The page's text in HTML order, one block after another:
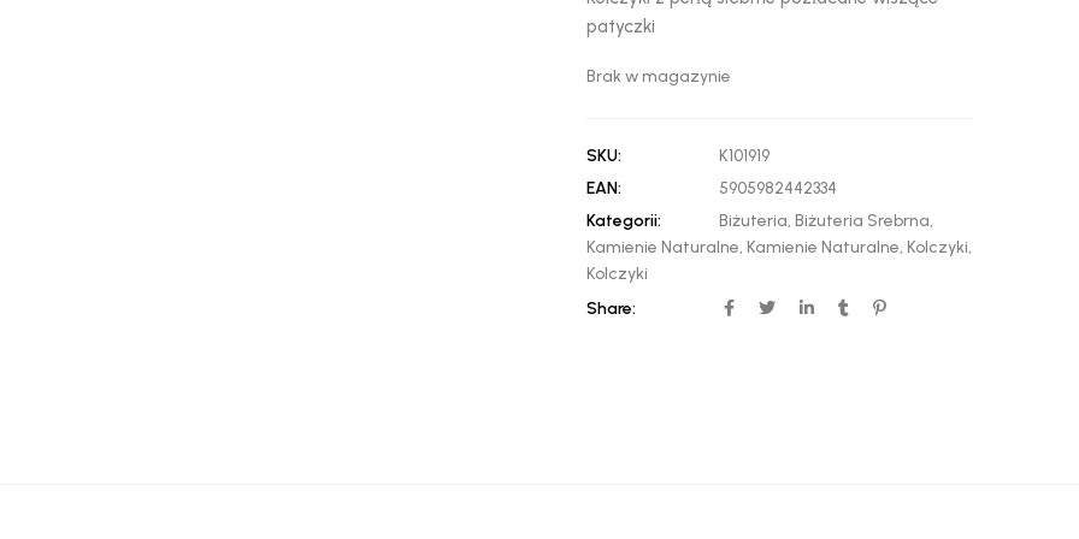
patyczki
Brak w magazynie
SKU:
K101919
EAN:
5905982442334
Kategorii:
Biżuteria, Biżuteria Srebrna,
Kamienie Naturalne, Kamienie Naturalne, Kolczyki,
Kolczyki
Share: